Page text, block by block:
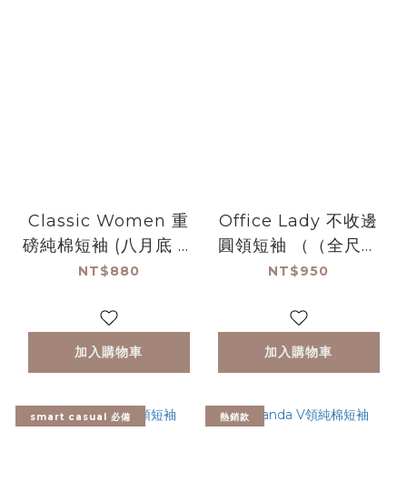
Classic Women 重
磅純棉短袖 (八月底 白
色全尺寸即將補貨)
NT$880
加入購物車
Office Lady 不收邊
圓領短袖 （（全尺碼
補貨上架 白）
NT$950
加入購物車
smart casual 必備 熱銷款